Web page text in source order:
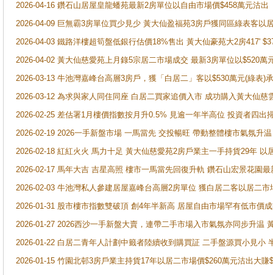
2026-04-16 鑽石山居屋皇龍蟠苑最新2房單位以自由市場價$458萬元沽出
2026-04-09 巨無霸3房單位買少見少 黃大仙盈福苑3房戶獲同區綠表客以
2026-04-03 鐵路洋樓超筍盤低銀行估價18%售出 黃大仙豪苑大2房417'
2026-04-02 黃大仙慈愛苑上月錄5宗居二市場成交 最新3房單位以$520萬
2026-03-13 牛池灣嘉峰台高層3房戶，獲「白居二」客以$530萬元(綠表)
2026-03-12 為求與家人同住同座 白居二買家追價入市 成功購入黃大仙
2026-02-25 差估署1月樓價指數按月升0.5% 見逾一年半高位 投資者四
2026-02-19 2026一手新盤市場 一馬當先 交投暢旺 帶動整體樓市氣氛升
2026-02-18 紅紅火火 馬力十足 黃大仙慈愛苑2房戶業主一手持貨29年 以
2026-02-17 馬年大吉 吉星高照 樓市一馬當先回復升軌 鑽石山宏景花園
2026-02-03 牛池灣私人參建居屋嘉峰台高層2房單位 獲白居二客以居二市
2026-01-31 股市樓市指數雙破頂 創4年半新高 居屋自由市場罕有低市價
2026-01-27 2026西沙一手新盤大賣，連帶二手市場入市氣氛亦同步升温
2026-01-22 白居二青年人計劃中籤者陸續收到購買証 二手盤源買小見小
2026-01-15 竹園北邨3房戶業主持貨17年以居二市場價$260萬元沽出大賺